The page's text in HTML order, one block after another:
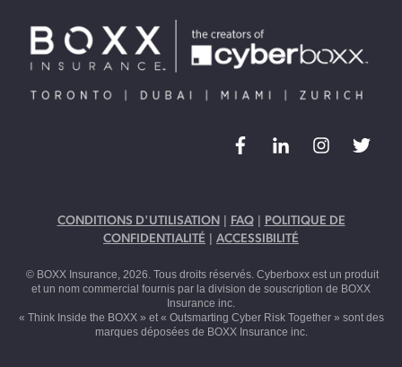
CONDITIONS D'UTILISATION| FAQ| POLITIQUE DE
CONFIDENTIALITÉ | ACCESSIBILITÉ
© BOXX Insurance, 2026. Tous droits réservés. Cyberboxx est un produit
et un nom commercial fournis par la division de souscription de BOXX
Insurance inc.
« Think Inside the BOXX » et « Outsmarting Cyber Risk Together » sont des
marques déposées de BOXX Insurance inc.